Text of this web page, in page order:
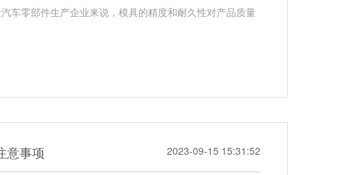
车零部件生产企业来说，模具的精度和耐久性对产品质量
意事项 2023-09-15 15:31:52